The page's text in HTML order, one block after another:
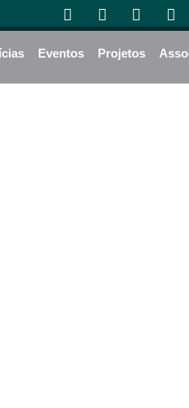
Eventos Projetos